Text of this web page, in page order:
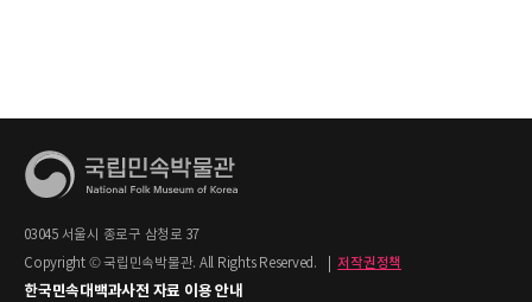
03045 서울시 종로구 삼청로 37
Copyright © 국립민속박물관. All Rights Reserved.
저작권정책
한국민속대백과사전 자료 이용 안내